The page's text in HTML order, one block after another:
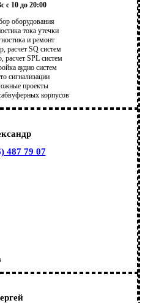
с 10 до 20:00
оборудования
тока утечки
и ремонт
расчет SQ систем
расчет SPL систем
аудио систем
сигнализации
проекты
корпусов
487 79 07